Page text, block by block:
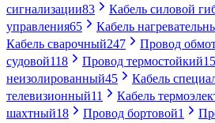
сигнализации83 Кабель силовой
управления65 Кабель
Кабель сварочный247 Провод
судовой118 Провод термостойкий15
неизолированный45 Кабель
телевизионный11 Кабель
шахтный18 Провод бортовой1